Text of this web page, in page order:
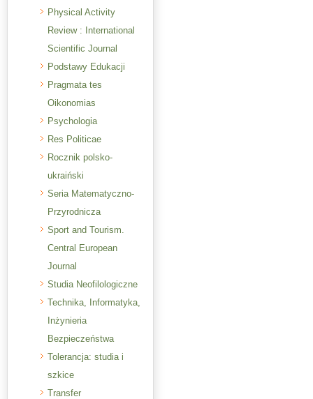
Physical Activity
Review : International
Scientific Journal
Podstawy Edukacji
Pragmata tes
Oikonomias
Psychologia
Res Politicae
Rocznik polsko-
ukraiński
Seria Matematyczno-
Przyrodnicza
Sport and Tourism.
Central European
Journal
Studia Neofilologiczne
Technika, Informatyka,
Inżynieria
Bezpieczeństwa
Tolerancja: studia i
szkice
Transfer